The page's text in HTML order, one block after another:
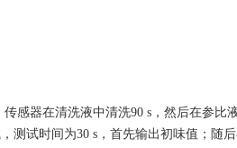
感器在清洗液中清洗90 s，然后在参比
测试时间为30 s，首先输出初味值；随